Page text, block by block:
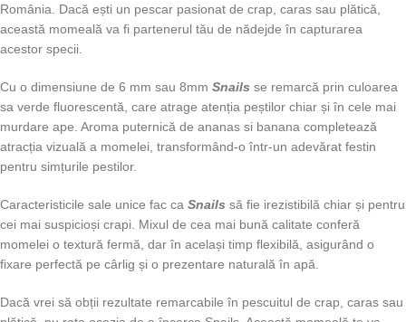
România. Dacă ești un pescar pasionat de crap, caras sau plătică,
această momeală va fi partenerul tău de nădejde în capturarea
acestor specii.
Cu o dimensiune de 6 mm sau 8mm Snails se remarcă prin culoarea
sa verde fluorescentă, care atrage atenția peștilor chiar și în cele mai
murdare ape. Aroma puternică de ananas si banana completează
atracția vizuală a momelei, transformând-o într-un adevărat festin
pentru simțurile pestilor.
Caracteristicile sale unice fac ca Snails să fie irezistibilă chiar și pentru
cei mai suspicioși crapi. Mixul de cea mai bună calitate conferă
momelei o textură fermă, dar în același timp flexibilă, asigurând o
fixare perfectă pe cârlig și o prezentare naturală în apă.
Dacă vrei să obții rezultate remarcabile în pescuitul de crap, caras sau